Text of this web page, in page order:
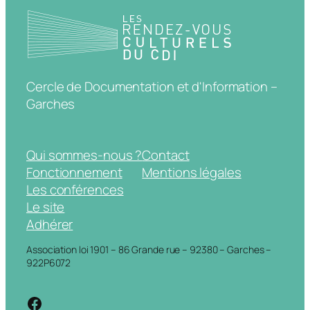
Cercle de Documentation et d'Information –
Garches
Qui sommes-nous ?
Fonctionnement
Les conférences
Le site
Adhérer
Contact
Mentions légales
Association loi 1901 – 86 Grande rue – 92380 – Garches –
922P6072
https://www.facebook.com/